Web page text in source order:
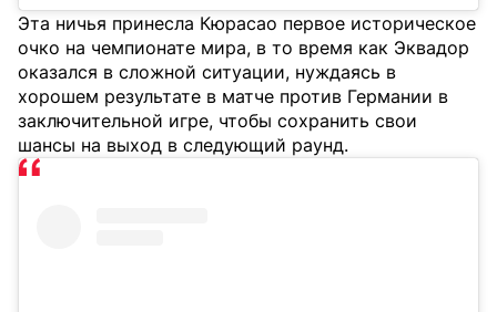
Эта ничья принесла Кюрасао первое историческое
очко на чемпионате мира, в то время как Эквадор
оказался в сложной ситуации, нуждаясь в
хорошем результате в матче против Германии в
заключительной игре, чтобы сохранить свои
шансы на выход в следующий раунд.